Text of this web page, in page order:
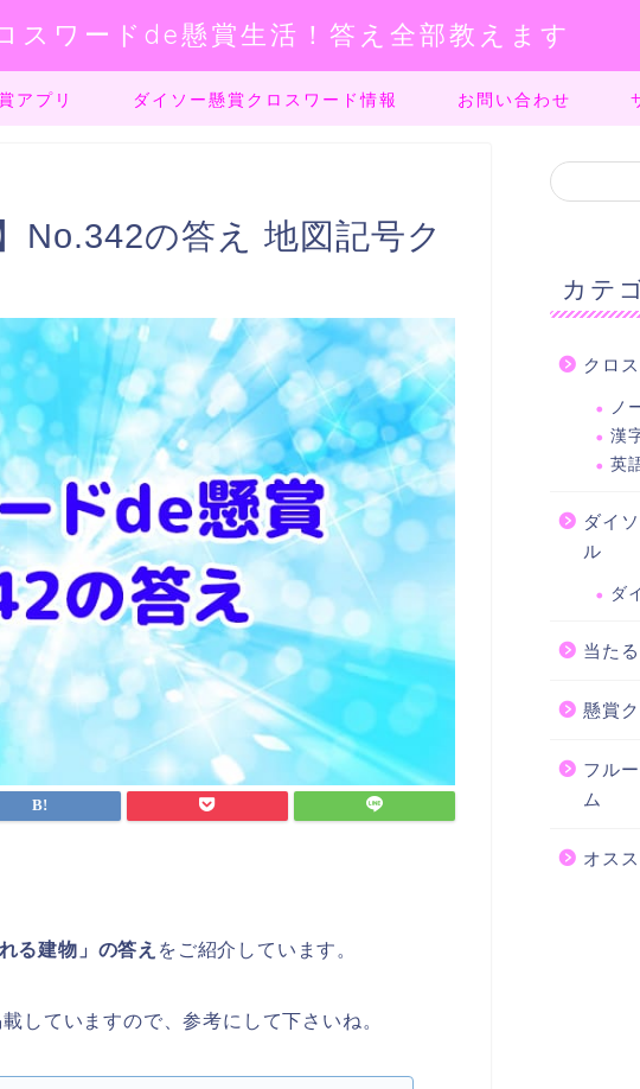
スワードde懸賞生活！答え全部教えます
アプリ ダイソー懸賞クロスワード情報 お問い合わせ
No.342の答え 地図記号ク
る建物」の答え をご紹介しています。
していますので、参考にして下さいね。
カテ
クロ
ノ
漢
英
ダイ
ル
ダ
当た
懸賞
フル
ム
オス